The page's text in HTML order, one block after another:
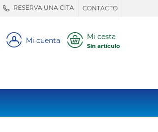
RESERVA UNA CITA CONTACTO
Mi cuenta Mi cesta
Sin artículo